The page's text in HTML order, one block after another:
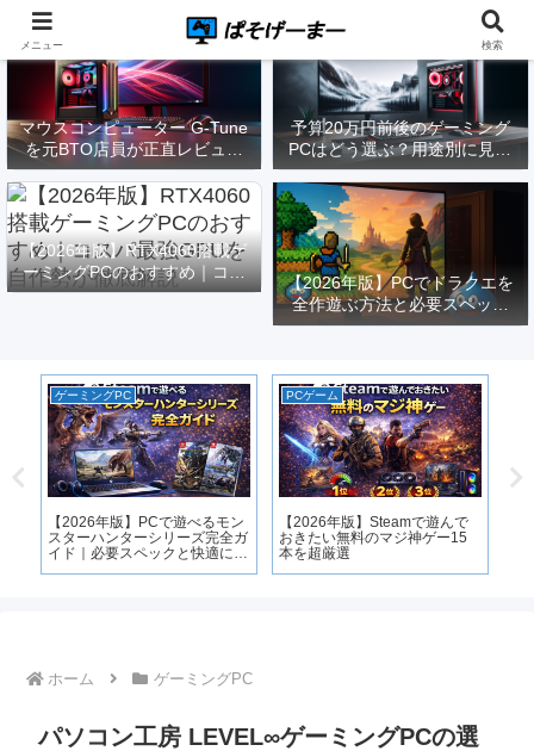
マウスコンピューター G-Tune
を元BTO店員が正直レビュー
｜実際どうなの？
予算20万円前後のゲーミング
PCはどう選ぶ？用途別に見る
構成と注意点【2026年版】
【2026年版】RTX4060搭載ゲ
ーミングPCのおすすめ｜コス
パ最強GPUを自作勢が徹底解
【2026年版】PCでドラクエを
全作遊ぶ方法と必要スペック
｜FF14勢がまとめてみた
ゲーミングPC
【2026年版】PCで遊べるモン
スターハンターシリーズ完全ガ
イド｜必要スペックと快適に遊
PCゲーム
【2026年版】Steamで遊んで
おきたい無料のマジ神ゲー15
本を超厳選
ホーム ゲーミングPC
パソコン工房 LEVEL∞ゲーミングPCの選
メニュー 検索